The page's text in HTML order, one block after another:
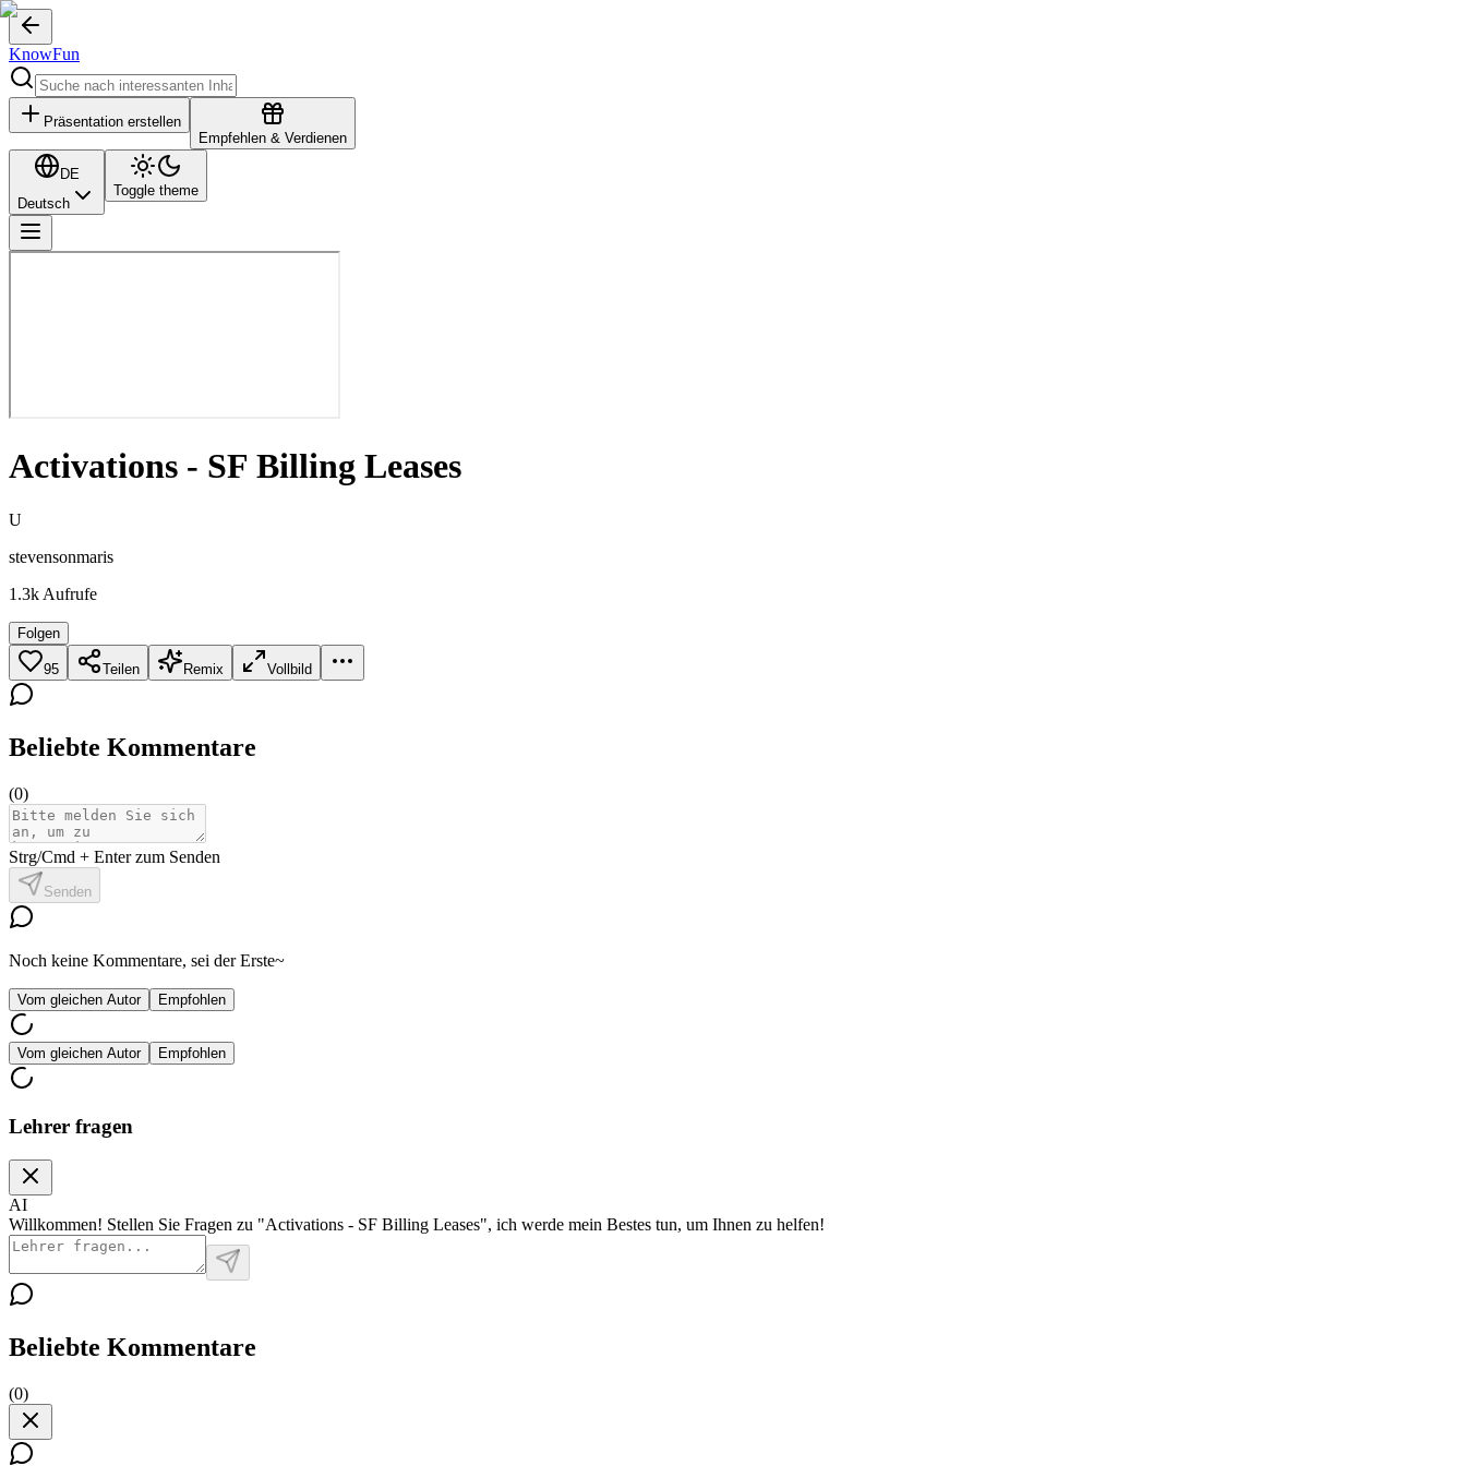
KnowFun
Präsentation erstellen
Empfehlen & Verdienen
DE
Deutsch
Toggle theme
Activations - SF Billing Leases
U
stevensonmaris
1.3k Aufrufe
Folgen
95 Teilen Remix Vollbild
Beliebte Kommentare
(0)
Strg/Cmd + Enter zum Senden
Senden
Noch keine Kommentare, sei der Erste~
Vom gleichen Autor Empfohlen
Vom gleichen Autor Empfohlen
Lehrer fragen
AI
Willkommen! Stellen Sie Fragen zu "Activations - SF Billing Leases", ich werde mein Bestes tun, um Ihnen zu helfen!
Beliebte Kommentare
(0)